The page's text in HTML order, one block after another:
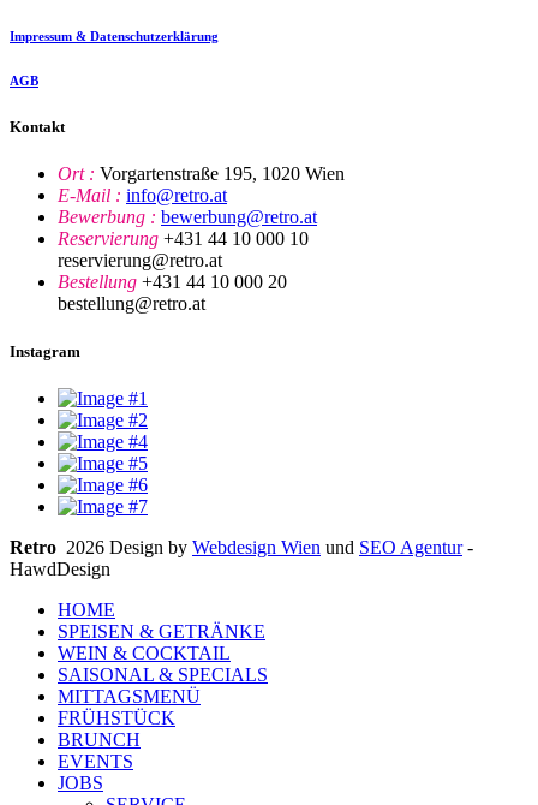
Impressum & Datenschutzerklärung
AGB
Kontakt
Ort : Vorgartenstraße 195, 1020 Wien
E-Mail : info@retro.at
Bewerbung : bewerbung@retro.at
Reservierung +431 44 10 000 10
reservierung@retro.at
Bestellung +431 44 10 000 20
bestellung@retro.at
Instagram
Retro 2026 Design by Webdesign Wien und SEO Agentur-
HawdDesign
HOME
SPEISEN & GETRÄNKE
WEIN & COCKTAIL
SAISONAL & SPECIALS
MITTAGSMENÜ
FRÜHSTÜCK
BRUNCH
EVENTS
JOBS